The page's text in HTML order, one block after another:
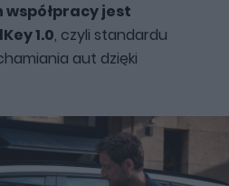
współpracy jest
1.0, czyli standardu
aut dzięki